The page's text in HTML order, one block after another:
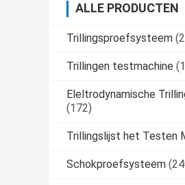
ALLE PRODUCTEN
Trillingsproefsysteem
Trillingen testmachine
Eleltrodynamische
(172)
Trillingslijst het Testen
Schokproefsysteem